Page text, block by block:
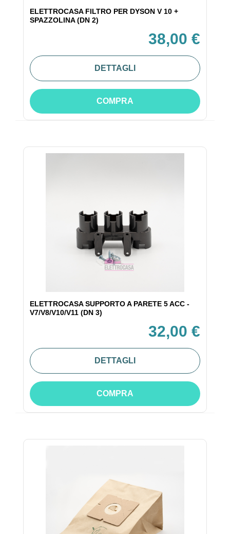
ELETTROCASA FILTRO PER DYSON V 10 +
SPAZZOLINA (DN 2)
38,00 €
DETTAGLI
COMPRA
ELETTROCASA SUPPORTO A PARETE 5 ACC -
V7/V8/V10/V11 (DN 3)
32,00 €
DETTAGLI
COMPRA